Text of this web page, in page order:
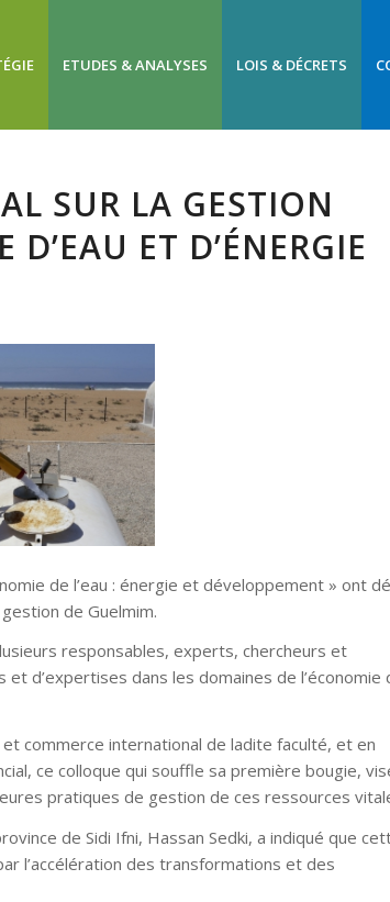
ETUDES & ANALYSES LOIS & DÉCRETS
SUR LA GESTION
ET D’ÉNERGIE
de l’eau : énergie et développement » ont
de Guelmim.
responsables, experts, chercheurs et
d’expertises dans les domaines de l’économie
commerce international de ladite faculté, et en
ce colloque qui souffle sa première bougie,
pratiques de gestion de ces ressources
de Sidi Ifni, Hassan Sedki, a indiqué que
l’accélération des transformations et des